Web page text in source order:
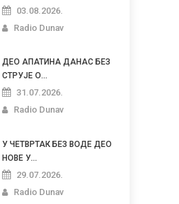
03.08.2026.
Radio Dunav
ДЕО АПАТИНА ДАНАС БЕЗ
СТРУЈЕ О...
31.07.2026.
Radio Dunav
У ЧЕТВРТАК БЕЗ ВОДЕ ДЕО
НОВЕ У...
29.07.2026.
Radio Dunav